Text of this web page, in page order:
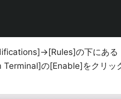
>[Rules]の下にある
の[Enable]をクリッ